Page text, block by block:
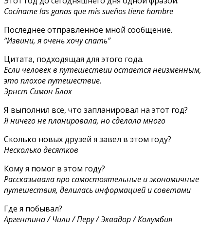
Cocíname las ganas que mis sueños tiene hambre
Последнее отправленное мной сообщение.
“Извини, я очень хочу спать”
Цитата, подходящая для этого года.
Если человек в путешествии остается неизменным,
это плохое путешествие.
Эрнст Симон Блох
Я выполнил все, что запланировал на этот год?
Я ничего не планировала, но сделала много
Сколько новых друзей я завел в этом году?
Несколько десятков
Кому я помог в этом году?
Рассказывала про самостоятельные и экономичные
путешествия, делилась информацией и советами
Где я побывал?
Аргентина / Чили / Перу / Эквадор / Колумбия